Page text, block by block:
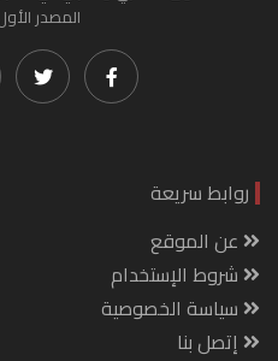
المصدر
روابط سريعة
عن الموقع
شروط الإستخدام
سياسة الخصوصية
إتصل بنا